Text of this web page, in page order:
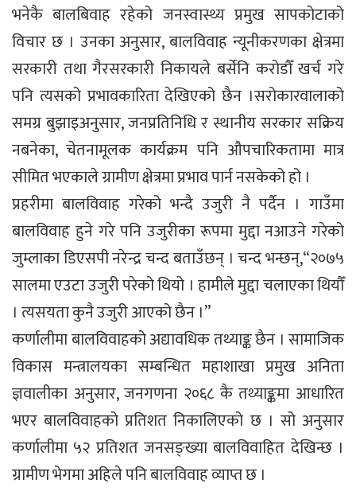
भनेकै बालबिवाह रहेको जनस्वास्थ्य प्रमुख सापकोटाको
विचार छ । उनका अनुसार, बालविवाह न्यूनीकरणका क्षेत्रमा
सरकारी तथा गैरसरकारी निकायले बर्सेनि करोडौँ खर्च गरे
पनि त्यसको प्रभावकारिता देखिएको छैन ।सरोकारवालाको
समग्र बुझाइअनुसार, जनप्रतिनिधि र स्थानीय सरकार सक्रिय
नबनेका, चेतनामूलक कार्यक्रम पनि औपचारिकतामा मात्र
सीमित भएकाले ग्रामीण क्षेत्रमा प्रभाव पार्न नसकेको हो ।
प्रहरीमा बालविवाह गरेको भन्दै उजुरी नै पर्दैन । गाउँमा
बालविवाह हुने गरे पनि उजुरीका रूपमा मुद्दा नआउने गरेको
जुम्लाका डिएसपी नरेन्द्र चन्द बताउँछन् । चन्द भन्छन्,“२०७५
सालमा एउटा उजुरी परेको थियो । हामीले मुद्दा चलाएका थियौँ
। त्यसयता कुनै उजुरी आएको छैन ।”
कर्णालीमा बालविवाहको अद्यावधिक तथ्याङ्क छैन । सामाजिक
विकास मन्त्रालयका सम्बन्धित महाशाखा प्रमुख अनिता
ज्ञवालीका अनुसार, जनगणना २०६८ कै तथ्याङ्कमा आधारित
भएर बालविवाहको प्रतिशत निकालिएको छ । सो अनुसार
कर्णालीमा ५२ प्रतिशत जनसङ्ख्या बालविवाहित देखिन्छ ।
ग्रामीण भेगमा अहिले पनि बालविवाह व्याप्त छ ।